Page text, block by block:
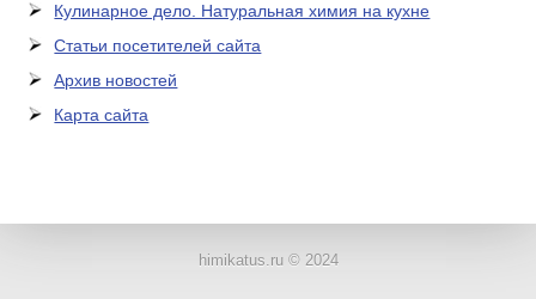
Кулинарное дело. Натуральная химия на кухне
Статьи посетителей сайта
Архив новостей
Карта сайта
himikatus.ru © 2024